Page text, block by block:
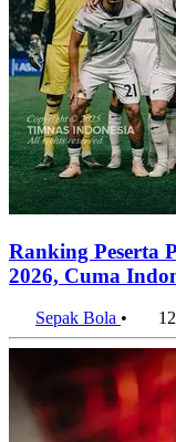
Ranking Peserta
2026, Cuma
Sepak Bola •